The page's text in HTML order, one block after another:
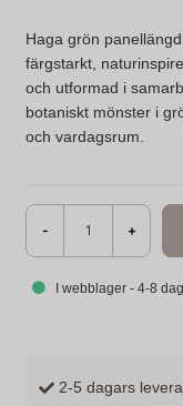
Haga grön
färgstarkt,
och utformad i
botaniskt mönster i
och vardagsrum.
- +
I webblager - 4-8
2-5 dagars